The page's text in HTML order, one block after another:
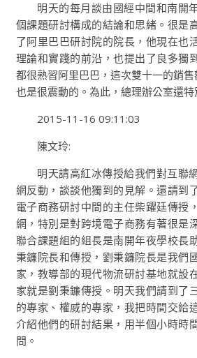
明天的每月談由國經中間和南開
個課題研討構成的結論和思緒。很是
了阿里巴巴研討院的院長，他現在也
理論和實踐的前沿，也提出了良多獨
都很熟習阿里巴巴，這次雙十一的銷
也是很震動的。為此，總理辦公室還特
2015-11-16 09:11:03
陳文玲:
明天請高紅冰傳授給我們對互聯
網反動，談談他獨到的見解。還請到
電子商務研討中間的主任柴躍廷傳授
網，特別是對跨境電子商務有著很是
聯合課題組的組長是南開年夜學校長
秉鐮院長和傳授，劉秉鐮院長是我們
家，教導部的現代物流研討基地就設
家就是劉秉鐮傳授。明天我們請到了
的專家、權威的專家，我把時間交給
介紹他們的研討結果，用半個小時時
問。